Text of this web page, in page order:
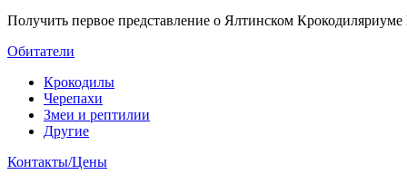
Получить первое представление о Ялтинском
Обитатели
Крокодилы
Черепахи
Змеи и рептилии
Другие
Контакты/Цены